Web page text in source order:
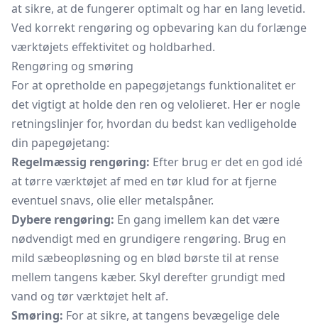
at sikre, at de fungerer optimalt og har en lang levetid.
Ved korrekt rengøring og opbevaring kan du forlænge
værktøjets effektivitet og holdbarhed.
Rengøring og smøring
For at opretholde en papegøjetangs funktionalitet er
det vigtigt at holde den ren og velolieret. Her er nogle
retningslinjer for, hvordan du bedst kan vedligeholde
din papegøjetang:
Regelmæssig rengøring: Efter brug er det en god idé
at tørre værktøjet af med en tør klud for at fjerne
eventuel snavs, olie eller metalspåner.
Dybere rengøring: En gang imellem kan det være
nødvendigt med en grundigere rengøring. Brug en
mild sæbeopløsning og en blød børste til at rense
mellem tangens kæber. Skyl derefter grundigt med
vand og tør værktøjet helt af.
Smøring: For at sikre, at tangens bevægelige dele